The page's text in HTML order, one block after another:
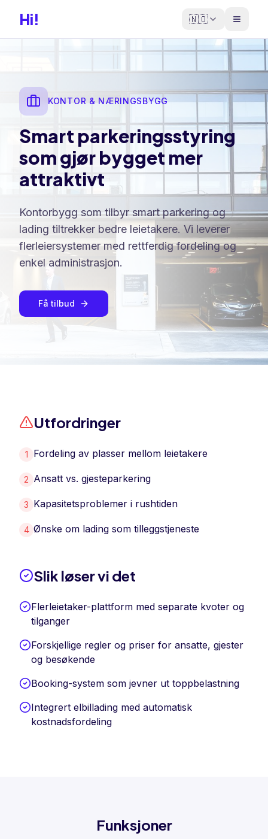
Hi! 🇳🇴
KONTOR & NÆRINGSBYGG
Smart parkeringsstyring
som gjør bygget mer
attraktivt
Kontorbygg som tilbyr smart parkering og
lading tiltrekker bedre leietakere. Vi leverer
flerleiersystemer med rettferdig fordeling og
enkel administrasjon.
Få tilbud
Utfordringer
1 Fordeling av plasser mellom leietakere
2 Ansatt vs. gjesteparkering
3 Kapasitetsproblemer i rushtiden
4 Ønske om lading som tilleggstjeneste
Slik løser vi det
Flerleietaker-plattform med separate kvoter og
tilganger
Forskjellige regler og priser for ansatte, gjester
og besøkende
Booking-system som jevner ut toppbelastning
Integrert elbillading med automatisk
kostnadsfordeling
Funksjoner